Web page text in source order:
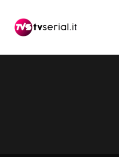
navigazione
contenuto
barra
primaria